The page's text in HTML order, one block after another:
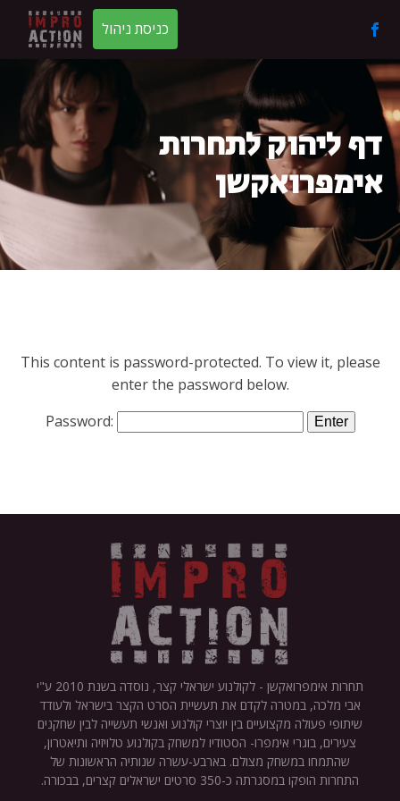
כניסת ניהול
דף ליהוק לתחרות
אימפרואקשן
This content is password-protected. To view it, please
enter the password below.
Password:
תחרות אימפרואקשן - לקולנוע ישראלי קצר, נוסדה בשנת 2010 ע"י
אבי מלכה, במטרה לקדם את תעשיית הסרט הקצר בישראל ולעודד
שיתופי פעולה מקצועיים בין יוצרי קולנוע ואנשי תעשייה לבין שחקנים
צעירים, בוגרי אימפרו- הסטודיו למשחק בקולנוע טלויזיה ותיאטרון,
שהתמחו במשחק מצולם. בארבע-עשרה שנותיה הראשונות של
התחרות הופקו במסגרתה כ-350 סרטים ישראלים קצרים, בבכורה.